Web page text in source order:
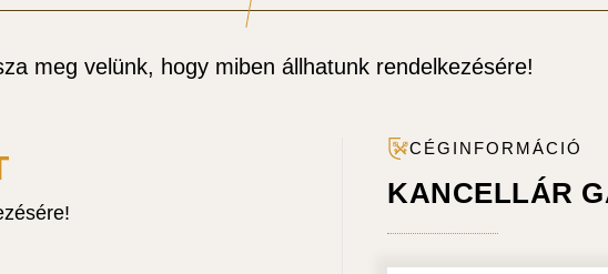
meg velünk, hogy miben állhatunk rendelkezésére!
CÉGINFORMÁCIÓ
KANCELLÁR